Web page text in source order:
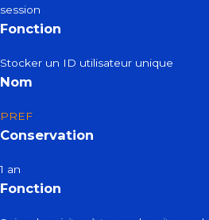
session
Fonction
Stocker un ID utilisateur unique
Nom
PREF
Conservation
1 an
Fonction